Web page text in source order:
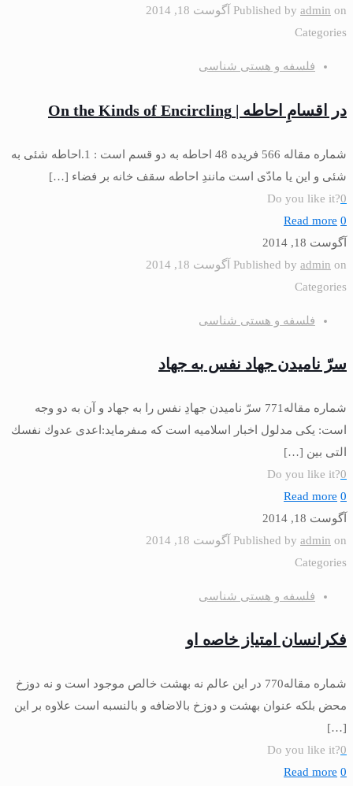
Published by admin on
آگوست 18, 2014
Categories
فلسفه و هستی شناسی
در اقسامِ احاطه | On the Kinds of Encircling
شماره مقاله 566 فريده 48 احاطه به دو قسم است : 1.احاطه شئى به
شئى و این یا مادّى است مانندِ احاطه سقف خانه بر فضاء […]
Do you like it?0
0
Read more
آگوست 18, 2014
Published by admin on
آگوست 18, 2014
Categories
فلسفه و هستی شناسی
سرّ ناميدن جهاد نفس به جهاد
شماره مقاله771 سرّ نامیدن جهادِ نفس را به جهاد و آن به دو وجه
است: یكى مدلول اخبار اسلامیه است كه مى‏فرماید:اعدى عدوك نفسك‏
التى بین […]
Do you like it?0
0
Read more
آگوست 18, 2014
Published by admin on
آگوست 18, 2014
Categories
فلسفه و هستی شناسی
فكرانسان امتياز خاﺻه او
شماره مقاله770 در این عالم نه بهشت خالص موجود است و نه دوزخ
محض بلكه عنوان بهشت و دوزخ بالاضافه و بالنسبه است علاوه بر این
[…]
Do you like it?0
0
Read more